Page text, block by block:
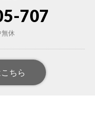
707
休
ちら